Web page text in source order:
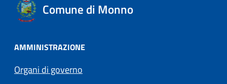
Comune di Monno
AMMINISTRAZIONE
Organi di governo